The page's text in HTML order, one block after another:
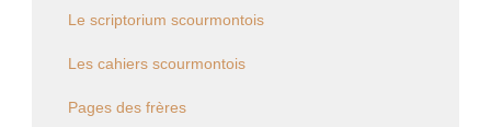
Le scriptorium scourmontois
Les cahiers scourmontois
Pages des frères